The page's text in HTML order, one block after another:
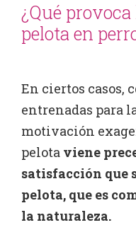
¿Qué
pelota en
En ciertos casos,
entrenadas para
motivación
pelota viene
satisfacción que
pelota, que es
la naturaleza.